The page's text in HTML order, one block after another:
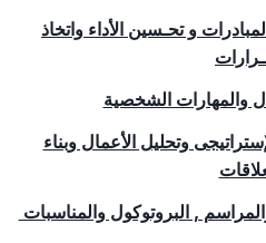
و تحـسين الأداء واتخاذ
والمهارات الشخصية
وتحليل الأعمال وبناء
, البروتوكول والمناسبات